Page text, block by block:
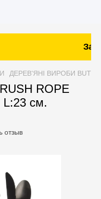
ДЕРЕВ'ЯНІ ВИРОБИ
ROPE
см.
отзыв